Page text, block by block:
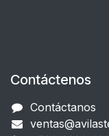
Contáctenos
Contáctanos